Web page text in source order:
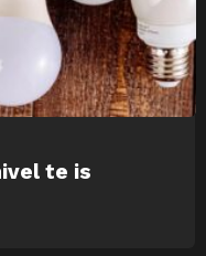
te is